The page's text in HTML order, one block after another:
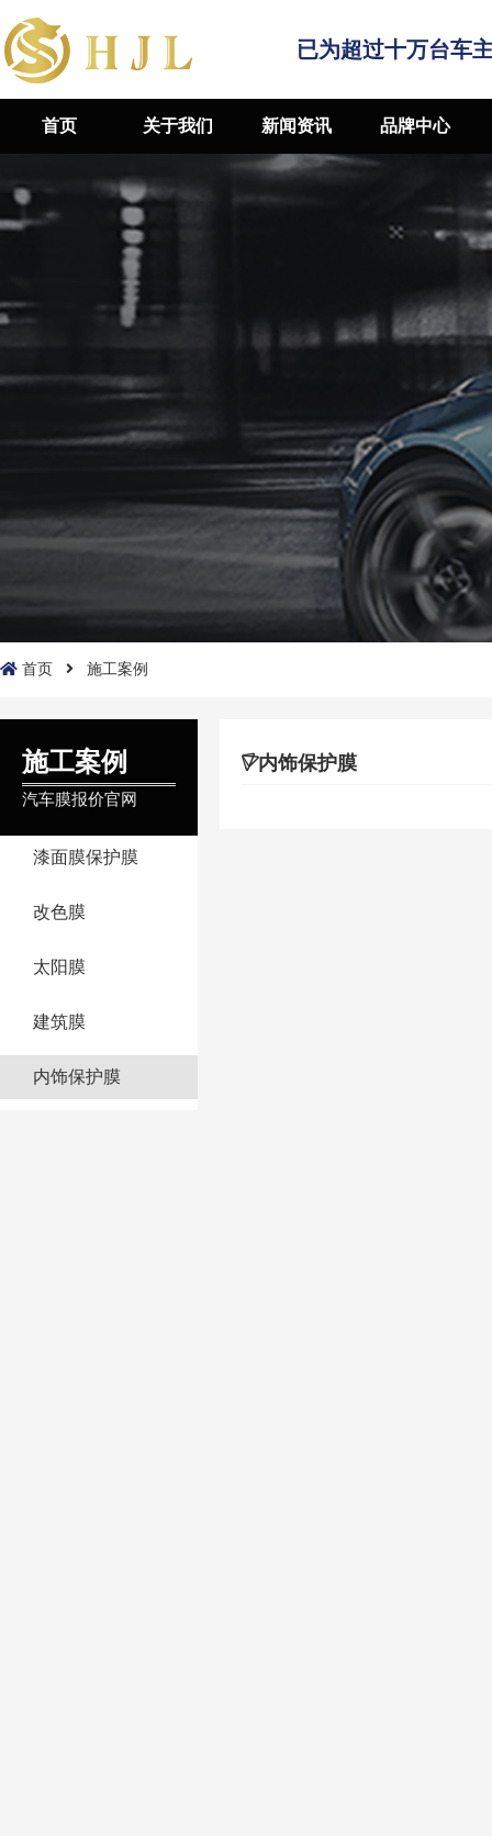
已为超过十万台车
首页 关于我们 新闻资讯 品牌中心
首页 施工案例
施工案例
汽车膜报价官网
漆面膜保护膜
改色膜
太阳膜
建筑膜
内饰保护膜
内饰保护膜